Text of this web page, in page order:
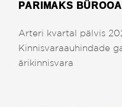
PARIMAKS
Arteri kvartal pälvis
Kinnisvaraauhindade
ärikinnisvara